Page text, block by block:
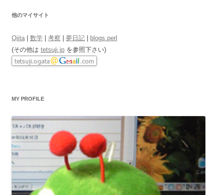
他のマイサイト
Qiita 数学 考察 夢日記
blogs.perl
(その他は tetsuji.jp を参照下さい)
MY PROFILE